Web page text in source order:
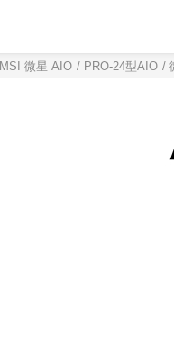
MSI 微星 AIO PRO-24型AIO